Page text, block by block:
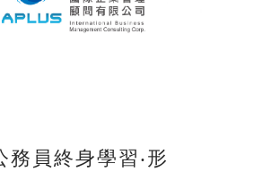
務員終身學習‧形